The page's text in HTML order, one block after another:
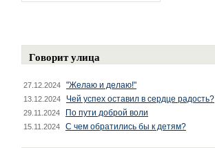
Говорит улица
27.12.2024 "Желаю и делаю!"
13.12.2024 Чей успех оставил в сердце радость?
29.11.2024 По пути доброй воли
15.11.2024 С чем обратились бы к детям?